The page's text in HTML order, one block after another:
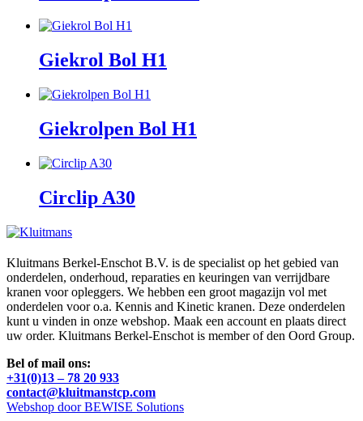
Giekrol Bol H1
Giekrolpen Bol H1
Circlip A30
Kluitmans Berkel-Enschot B.V. is de specialist op het gebied van
onderdelen, onderhoud, reparaties en keuringen van verrijdbare
kranen voor opleggers. We hebben een groot magazijn vol met
onderdelen voor o.a. Kennis and Kinetic kranen. Deze onderdelen
kunt u vinden in onze webshop. Maak een account en plaats direct
uw order. Kluitmans Berkel-Enschot is member of den Oord Group.
Bel of mail ons:
+31(0)13 – 78 20 933
contact@kluitmanstcp.com
Webshop door BEWISE Solutions